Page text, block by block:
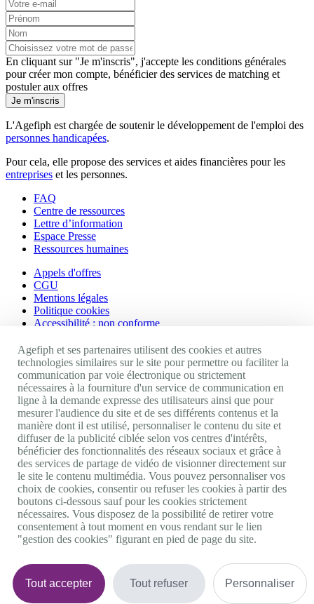
En cliquant sur "Je m'inscris", j'accepte les conditions générales
pour créer mon compte, bénéficier des services de matching et
postuler aux offres
Je m'inscris
L'Agefiph est chargée de soutenir le développement de l'emploi des
personnes handicapées.
Pour cela, elle propose des services et aides financières pour les
entreprises et les personnes.
FAQ
Centre de ressources
Lettre d’information
Espace Presse
Ressources humaines
Appels d'offres
CGU
Mentions légales
Politique cookies
Accessibilité : non conforme
Nos autres sites
Site portail Agefiph
Activateur de progrès
Handinnov
Innovation et recherche
Université du RRH
Service AppuiPro
Nous suivre
Youtube
Linkedin
Facebook
Twitter
0 800 11 10 09Services & appel gratuitsDe 9h à 18h.
Nous contacter
Agefiph et ses partenaires utilisent des cookies et autres
technologies similaires sur le site pour permettre ou faciliter la
communication par voie électronique ou strictement
nécessaires à la fourniture d'un service de communication en
ligne à la demande expresse des utilisateurs ainsi que pour
mesurer l'audience du site et de ses différents contenus et la
manière dont il est utilisé, personnaliser le contenu du site et
diffuser de la publicité ciblée selon vos centres d'intérêts,
bénéficier des fonctionnalités des réseaux sociaux et grâce à
des services de partage de vidéo de visionner directement sur
le site le contenu multimédia. Vous pouvez personnaliser vos
choix de cookies, consentir ou refuser les cookies à partir des
boutons ci-dessous sauf pour les cookies strictement
nécessaires. Vous disposez de la possibilité de retirer votre
consentement à tout moment en vous rendant sur le lien
"gestion des cookies" figurant en pied de page du site.
Tout accepter Tout refuser Personnaliser